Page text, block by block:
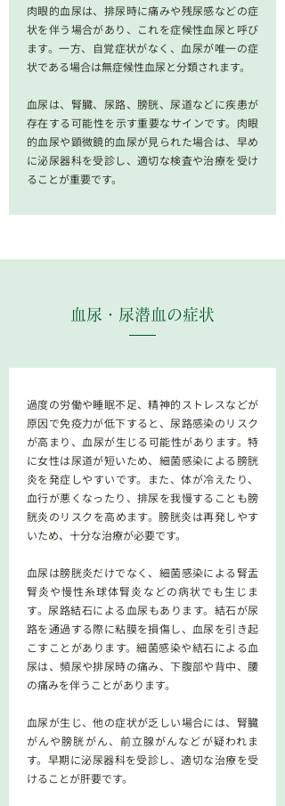
肉眼的血尿は、排尿時に痛みや残尿感などの症
状を伴う場合があり、これを症候性血尿と呼び
ます。一方、自覚症状がなく、血尿が唯一の症
状である場合は無症候性血尿と分類されます。
血尿は、腎臓、尿路、膀胱、尿道などに疾患が
存在する可能性を示す重要なサインです。肉眼
的血尿や顕微鏡的血尿が見られた場合は、早め
に泌尿器科を受診し、適切な検査や治療を受け
ることが重要です。
血尿・尿潜血 の症状
過度の労働や睡眠不足、精神的ストレスなどが
原因で免疫力が低下すると、尿路感染のリスク
が高まり、血尿が生じる可能性があります。特
に女性は尿道が短いため、細菌感染による膀胱
炎を発症しやすいです。また、体が冷えたり、
血行が悪くなったり、排尿を我慢することも膀
胱炎のリスクを高めます。膀胱炎は再発しやす
いため、十分な治療が必要です。
血尿は膀胱炎だけでなく、細菌感染による腎盂
腎炎や慢性糸球体腎炎などの病状でも生じま
す。尿路結石による血尿もあります。結石が尿
路を通過する際に粘膜を損傷し、血尿を引き起
こすことがあります。細菌感染や結石による血
尿は、頻尿や排尿時の痛み、下腹部や背中、腰
の痛みを伴うことがあります。
血尿が生じ、他の症状が乏しい場合には、腎臓
がんや膀胱がん、前立腺がんなどが疑われま
す。早期に泌尿器科を受診し、適切な治療を受
けることが肝要です。